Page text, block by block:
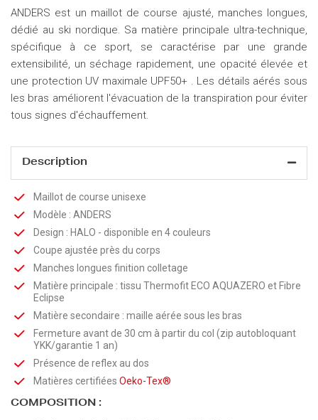
ANDERS est un maillot de course ajusté, manches longues,
dédié au ski nordique. Sa matière principale ultra-technique,
spécifique à ce sport, se caractérise par une grande
extensibilité, un séchage rapidement, une opacité élevée et
une protection UV maximale UPF50+ . Les détails aérés sous
les bras améliorent l'évacuation de la transpiration pour éviter
tous signes d'échauffement.
Description
Maillot de course unisexe
Modèle : ANDERS
Design : HALO - disponible en 4 couleurs
Coupe ajustée près du corps
Manches longues finition colletage
Matière principale : tissu Thermofit ECO AQUAZERO et Fibre
Eclipse
Matière secondaire : maille aérée sous les bras
Fermeture avant de 30 cm à partir du col (zip autobloquant
YKK/garantie 1 an)
Présence de reflex au dos
Matières certifiées Oeko-Tex®
COMPOSITION :